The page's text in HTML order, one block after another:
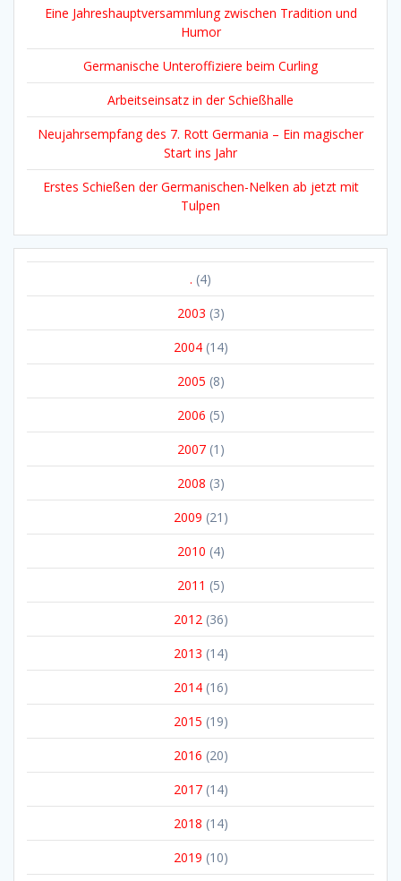
Eine Jahreshauptversammlung zwischen Tradition und
Humor
Germanische Unteroffiziere beim Curling
Arbeitseinsatz in der Schießhalle
Neujahrsempfang des 7. Rott Germania – Ein magischer
Start ins Jahr
Erstes Schießen der Germanischen-Nelken ab jetzt mit
Tulpen
. (4)
2003 (3)
2004(14)
2005 (8)
2006 (5)
2007(1)
2008 (3)
2009 (21)
2010 (4)
2011 (5)
2012(36)
2013 (14)
2014(16)
2015 (19)
2016 (20)
2017(14)
2018 (14)
2019 (10)